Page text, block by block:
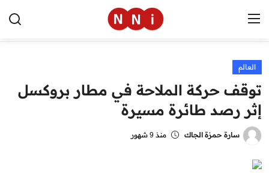
الرئيسية
اخبار مصر
العالم
العالم
توقف حركة الملاحة في مطار بروكسل
إثر رصد طائرة مسيرة
سارة حمزة الجاك منذ 9 شهور